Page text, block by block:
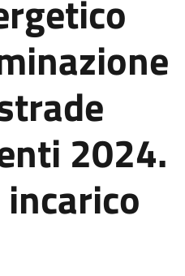
2024.